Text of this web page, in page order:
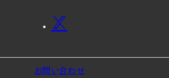
お問い合わせ